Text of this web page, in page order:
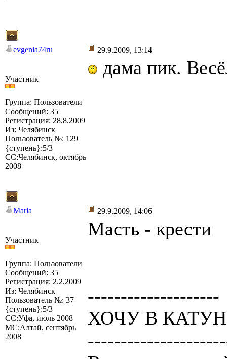
evgenia74ru 29.9.2009, 13:14
Участник
Группа: Пользователи
Сообщений: 35
Регистрация: 28.8.2009
Из: Челябинск
Пользователь №: 129
{ступень}:5/3
СС:Челябинск, октябрь
2008
дама пик.
Maria 29.9.2009, 14:06
Участник
Группа: Пользователи
Сообщений: 35
Регистрация: 2.2.2009
Из: Челябинск
Пользователь №: 37
{ступень}:5/3
СС:Уфа, июль 2008
МС:Алтай, сентябрь
2008
Масть - крести
--------------------
ХОЧУ В